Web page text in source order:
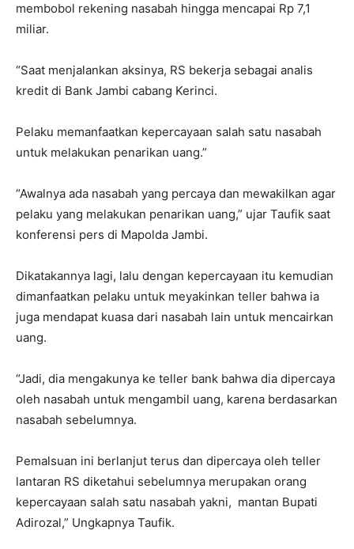
membobol rekening nasabah hingga mencapai Rp 7,1
miliar.
“Saat menjalankan aksinya, RS bekerja sebagai analis
kredit di Bank Jambi cabang Kerinci.
Pelaku memanfaatkan kepercayaan salah satu nasabah
untuk melakukan penarikan uang.”
“Awalnya ada nasabah yang percaya dan mewakilkan agar
pelaku yang melakukan penarikan uang,” ujar Taufik saat
konferensi pers di Mapolda Jambi.
Dikatakannya lagi, lalu dengan kepercayaan itu kemudian
dimanfaatkan pelaku untuk meyakinkan teller bahwa ia
juga mendapat kuasa dari nasabah lain untuk mencairkan
uang.
“Jadi, dia mengakunya ke teller bank bahwa dia dipercaya
oleh nasabah untuk mengambil uang, karena berdasarkan
nasabah sebelumnya.
Pemalsuan ini berlanjut terus dan dipercaya oleh teller
lantaran RS diketahui sebelumnya merupakan orang
kepercayaan salah satu nasabah yakni, mantan Bupati
Adirozal,” Ungkapnya Taufik.